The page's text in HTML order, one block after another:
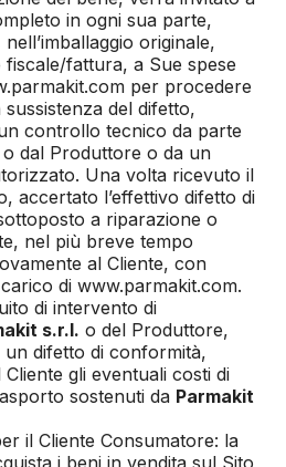
in ogni sua parte,
originale,
fattura, a Sue spese
per procedere
sussistenza del difetto,
controllo tecnico da parte
dal Produttore o da un
Una volta ricevuto il
accertato l’effettivo difetto di
a riparazione o
nel più breve tempo
al Cliente, con
di www.parmakit.com.
di intervento di
s.r.l. o del Produttore,
difetto di conformità,
gli eventuali costi di
sostenuti da Parmakit
il Cliente Consumatore: la
i beni in vendita sul Sito